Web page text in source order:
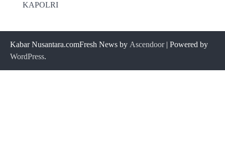
KAPOLRI
Kabar Nusantara.comFresh News by Ascendoor| Powered by
WordPress.